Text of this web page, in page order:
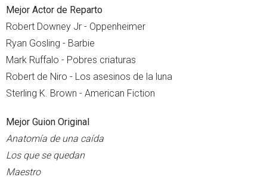
Mejor Actor de Reparto
Robert Downey Jr - Oppenheimer
Ryan Gosling - Barbie
Mark Ruffalo - Pobres criaturas
Robert de Niro - Los asesinos de la luna
Sterling K. Brown - American Fiction
Mejor Guion Original
Anatomía de una caída
Los que se quedan
Maestro